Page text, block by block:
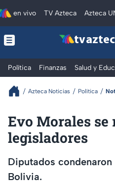
en vivo TV Azteca Azteca
tv
Política Finanzas Salud y
Azteca Noticias Política
Evo Morales se
legisladores
Diputados
Bolivia.